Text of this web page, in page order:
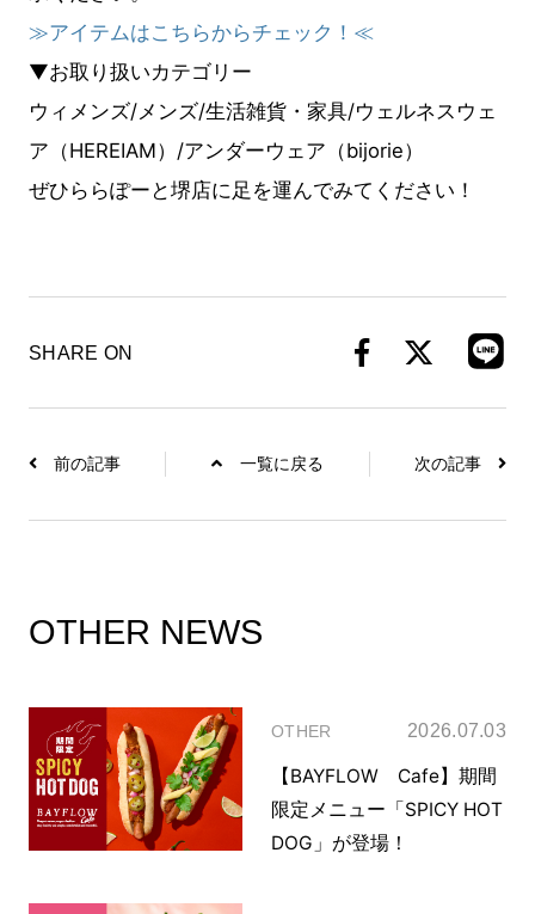
≫アイテムはこちらからチェック！≪
▼お取り扱いカテゴリー
ウィメンズ/メンズ/生活雑貨・家具/ウェルネスウェ
ア（HEREIAM）/アンダーウェア（bijorie）
ぜひららぽーと堺店に足を運んでみてください！
SHARE ON
前の記事 一覧に戻る 次の記事
OTHER NEWS
OTHER 2026.07.03
【BAYFLOW Cafe】期間
限定メニュー「SPICY HOT
DOG」が登場！